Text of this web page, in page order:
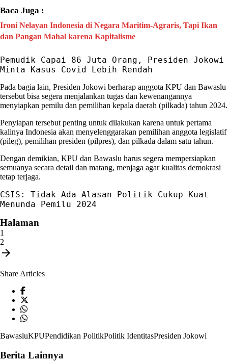
Baca Juga :
Ironi Nelayan Indonesia di Negara Maritim-Agraris, Tapi Ikan
dan Pangan Mahal karena Kapitalisme
Pemudik Capai 86 Juta Orang, Presiden Jokowi
Minta Kasus Covid Lebih Rendah
Pada bagia lain, Presiden Jokowi berharap anggota KPU dan Bawaslu
tersebut bisa segera menjalankan tugas dan kewenangannya
menyiapkan pemilu dan pemilihan kepala daerah (pilkada) tahun 2024.
Penyiapan tersebut penting untuk dilakukan karena untuk pertama
kalinya Indonesia akan menyelenggarakan pemilihan anggota legislatif
(pileg), pemilihan presiden (pilpres), dan pilkada dalam satu tahun.
Dengan demikian, KPU dan Bawaslu harus segera mempersiapkan
semuanya secara detail dan matang, menjaga agar kualitas demokrasi
tetap terjaga.
CSIS: Tidak Ada Alasan Politik Cukup Kuat
Menunda Pemilu 2024
Halaman
1
2
arrow_forward
Share Articles
BawasluKPUPendidikan PolitikPolitik IdentitasPresiden Jokowi
Berita Lainnya